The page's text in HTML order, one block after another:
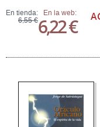
En tienda:
6,55 €
En la web:
6,22 €